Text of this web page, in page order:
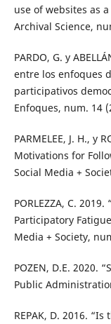
use of websites as
Archival Science,
PARDO, G. y
entre los enfoques
participativos
Enfoques, num. 14
PARMELEE, J. H., y
Motivations for
Social Media +
PORLEZZA, C.
Participatory
Media + Society,
POZEN, D.E. 2020.
Public
REPAK, D. 2016.